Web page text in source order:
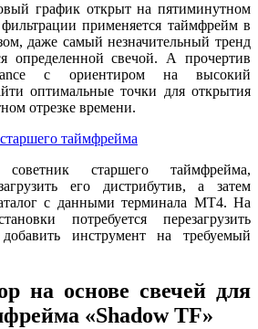
график открыт на пятиминутном
применяется таймфрейм в
даже самый незначительный тренд
определенной свечой. А прочертив
с ориентиром на высокий
оптимальные точки для открытия
отрезке времени.
старшего таймфрейма,
его дистрибутив, а затем
с данными терминала MT4. На
потребуется перезагрузить
инструмент на требуемый
на основе свечей для
«Shadow TF»